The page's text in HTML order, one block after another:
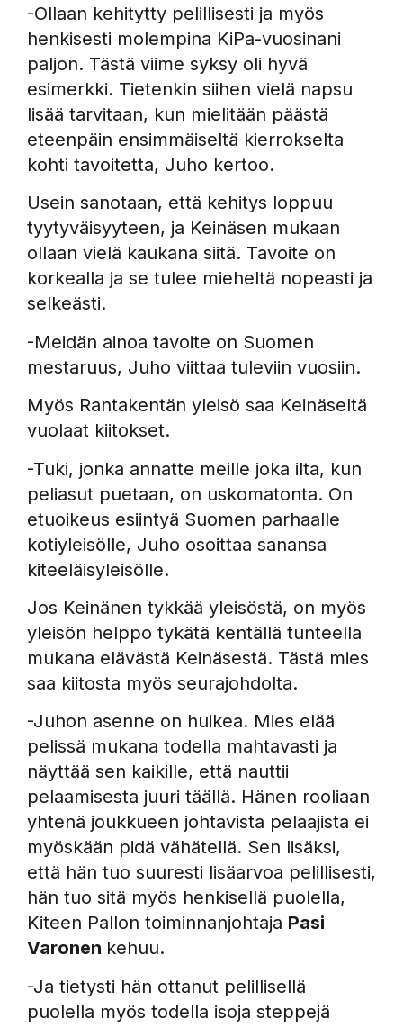
-Ollaan kehitytty pelillisesti ja myös
henkisesti molempina KiPa-vuosinani
paljon. Tästä viime syksy oli hyvä
esimerkki. Tietenkin siihen vielä napsu
lisää tarvitaan, kun mielitään päästä
eteenpäin ensimmäiseltä kierrokselta
kohti tavoitetta, Juho kertoo.
Usein sanotaan, että kehitys loppuu
tyytyväisyyteen, ja Keinäsen mukaan
ollaan vielä kaukana siitä. Tavoite on
korkealla ja se tulee mieheltä nopeasti ja
selkeästi.
-Meidän ainoa tavoite on Suomen
mestaruus, Juho viittaa tuleviin vuosiin.
Myös Rantakentän yleisö saa Keinäseltä
vuolaat kiitokset.
-Tuki, jonka annatte meille joka ilta, kun
peliasut puetaan, on uskomatonta. On
etuoikeus esiintyä Suomen parhaalle
kotiyleisölle, Juho osoittaa sanansa
kiteeläisyleisölle.
Jos Keinänen tykkää yleisöstä, on myös
yleisön helppo tykätä kentällä tunteella
mukana elävästä Keinäsestä. Tästä mies
saa kiitosta myös seurajohdolta.
-Juhon asenne on huikea. Mies elää
pelissä mukana todella mahtavasti ja
näyttää sen kaikille, että nauttii
pelaamisesta juuri täällä. Hänen rooliaan
yhtenä joukkueen johtavista pelaajista ei
myöskään pidä vähätellä. Sen lisäksi,
että hän tuo suuresti lisäarvoa pelillisesti,
hän tuo sitä myös henkisellä puolella,
Kiteen Pallon toiminnanjohtaja Pasi
Varonen kehuu.
-Ja tietysti hän ottanut pelillisellä
puolella myös todella isoja steppejä